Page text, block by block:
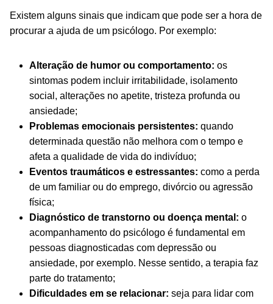
Existem alguns sinais que indicam que pode ser a hora de
procurar a ajuda de um psicólogo. Por exemplo:
Alteração de humor ou comportamento: os
sintomas podem incluir irritabilidade, isolamento
social, alterações no apetite, tristeza profunda ou
ansiedade;
Problemas emocionais persistentes: quando
determinada questão não melhora com o tempo e
afeta a qualidade de vida do indivíduo;
Eventos traumáticos e estressantes: como a perda
de um familiar ou do emprego, divórcio ou agressão
física;
Diagnóstico de transtorno ou doença mental: o
acompanhamento do psicólogo é fundamental em
pessoas diagnosticadas com depressão ou
ansiedade, por exemplo. Nesse sentido, a terapia faz
parte do tratamento;
Dificuldades em se relacionar: seja para lidar com